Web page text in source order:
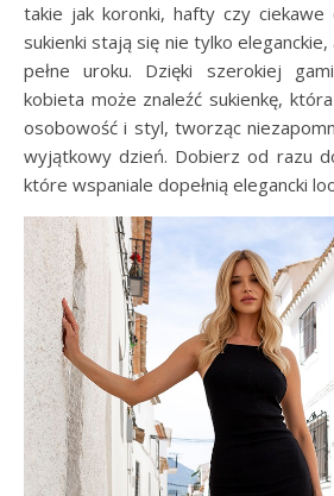
takie jak koronki, hafty czy ciekawe
sukienki stają się nie tylko
pełne uroku. Dzięki szerokiej
kobieta może znaleźć sukienkę,
osobowość i styl, tworząc
wyjątkowy dzień. Dobierz od razu
które wspaniale dopełnią elegancki